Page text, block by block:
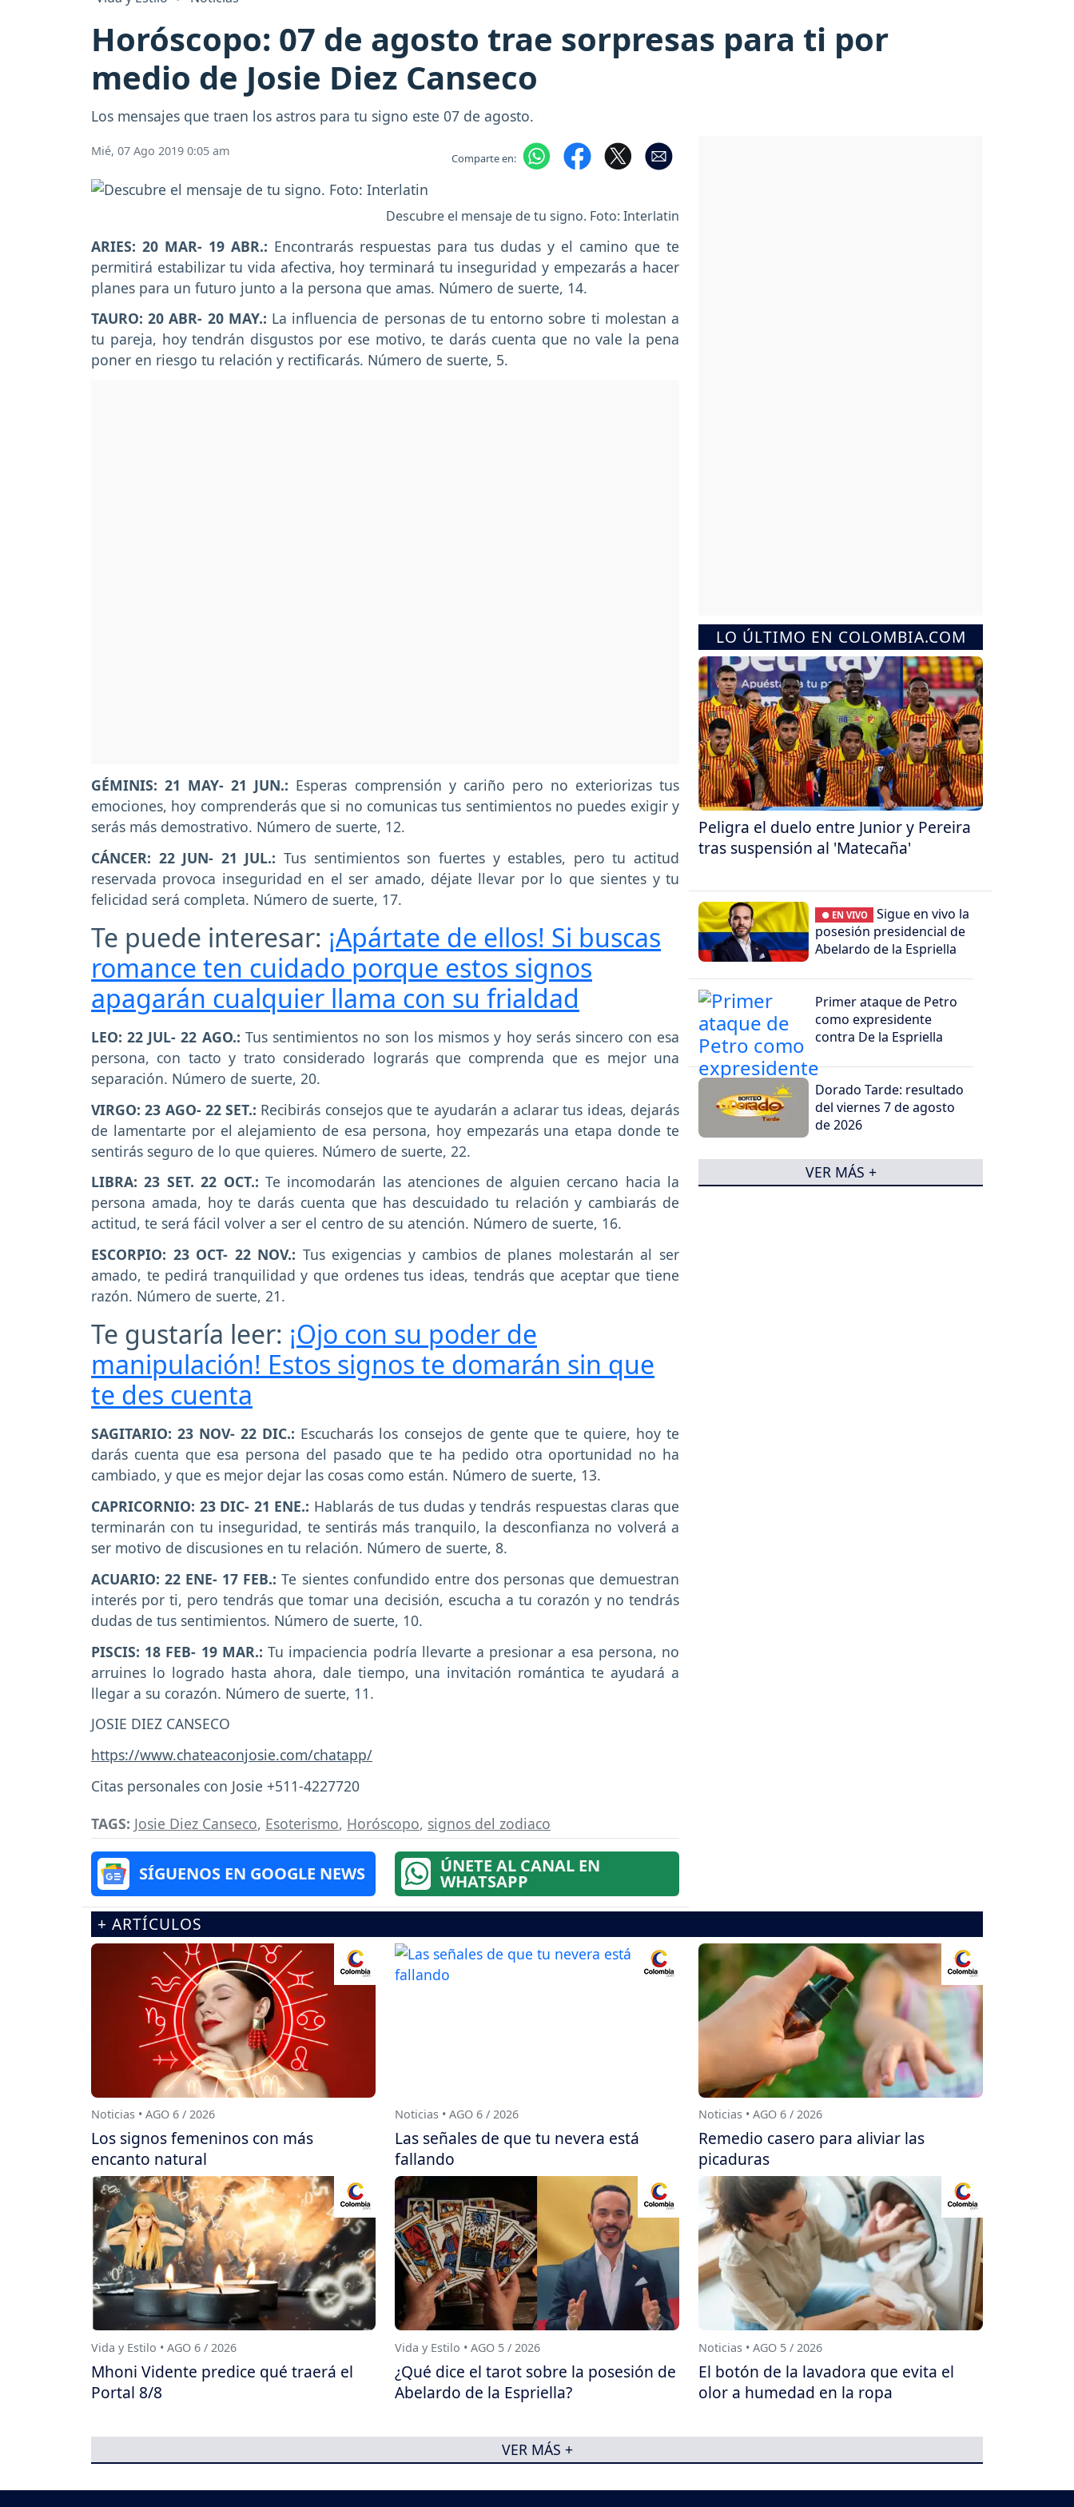
Horóscopo: 07 de agosto trae sorpresas para ti por
medio de Josie Diez Canseco
Los mensajes que traen los astros para tu signo este 07 de agosto.
Mié, 07 Ago 2019 0:05 am Comparte en:
Descubre el mensaje de tu signo. Foto: Interlatin
ARIES: 20 MAR- 19 ABR.: Encontrarás respuestas para tus dudas y el camino que te
permitirá estabilizar tu vida afectiva, hoy terminará tu inseguridad y empezarás a hacer
planes para un futuro junto a la persona que amas. Número de suerte, 14.
TAURO: 20 ABR- 20 MAY.: La influencia de personas de tu entorno sobre ti molestan a
tu pareja, hoy tendrán disgustos por ese motivo, te darás cuenta que no vale la pena
poner en riesgo tu relación y rectificarás. Número de suerte, 5.
GÉMINIS: 21 MAY- 21 JUN.: Esperas comprensión y cariño pero no exteriorizas tus
emociones, hoy comprenderás que si no comunicas tus sentimientos no puedes exigir y
serás más demostrativo. Número de suerte, 12.
CÁNCER: 22 JUN- 21 JUL.:Tus sentimientos son fuertes y estables, pero tu actitud
reservada provoca inseguridad en el ser amado, déjate llevar por lo que sientes y tu
felicidad será completa. Número de suerte, 17.
Te puede interesar: ¡Apártate de ellos! Si buscas
romance ten cuidado porque estos signos
apagarán cualquier llama con su frialdad
LEO: 22 JUL- 22 AGO.: Tus sentimientos no son los mismos y hoy serás sincero con esa
persona, con tacto y trato considerado lograrás que comprenda que es mejor una
separación. Número de suerte, 20.
VIRGO: 23 AGO- 22 SET.: Recibirás consejos que te ayudarán a aclarar tus ideas, dejarás
de lamentarte por el alejamiento de esa persona, hoy empezarás una etapa donde te
sentirás seguro de lo que quieres. Número de suerte, 22.
LIBRA: 23 SET. 22 OCT.: Te incomodarán las atenciones de alguien cercano hacia la
persona amada, hoy te darás cuenta que has descuidado tu relación y cambiarás de
actitud, te será fácil volver a ser el centro de su atención. Número de suerte, 16.
ESCORPIO: 23 OCT- 22 NOV.: Tus exigencias y cambios de planes molestarán al ser
amado, te pedirá tranquilidad y que ordenes tus ideas, tendrás que aceptar que tiene
razón. Número de suerte, 21.
Te gustaría leer: ¡Ojo con su poder de
manipulación! Estos signos te domarán sin que
te des cuenta
SAGITARIO: 23 NOV- 22 DIC.: Escucharás los consejos de gente que te quiere, hoy te
darás cuenta que esa persona del pasado que te ha pedido otra oportunidad no ha
cambiado, y que es mejor dejar las cosas como están. Número de suerte, 13.
CAPRICORNIO: 23 DIC- 21 ENE.: Hablarás de tus dudas y tendrás respuestas claras que
terminarán con tu inseguridad, te sentirás más tranquilo, la desconfianza no volverá a
ser motivo de discusiones en tu relación. Número de suerte, 8.
ACUARIO: 22 ENE- 17 FEB.: Te sientes confundido entre dos personas que demuestran
interés por ti, pero tendrás que tomar una decisión, escucha a tu corazón y no tendrás
dudas de tus sentimientos. Número de suerte, 10.
PISCIS: 18 FEB- 19 MAR.:Tu impaciencia podría llevarte a presionar a esa persona, no
arruines lo logrado hasta ahora, dale tiempo, una invitación romántica te ayudará a
llegar a su corazón. Número de suerte, 11.
JOSIE DIEZ CANSECO
https://www.chateaconjosie.com/chatapp/
Citas personales con Josie +511-4227720
TAGS: Josie Diez Canseco, Esoterismo, Horóscopo, signos del zodiaco
SÍGUENOS EN GOOGLE NEWS ÚNETE AL CANAL EN
WHATSAPP
LO ÚLTIMO EN COLOMBIA.COM
Peligra el duelo entre Junior y Pereira
tras suspensión al 'Matecaña'
● EN VIVO
Sigue en vivo la
posesión presidencial de
Abelardo de la Espriella
Primer ataque de Petro
como expresidente
contra De la Espriella
Dorado Tarde: resultado
del viernes 7 de agosto
de 2026
VER MÁS +
+ ARTÍCULOS
Noticias • AGO 6 / 2026
Los signos femeninos con más
encanto natural
Noticias • AGO 6 / 2026
Las señales de que tu nevera está
fallando
Noticias • AGO 6 / 2026
Remedio casero para aliviar las
picaduras
Vida y Estilo • AGO 6 / 2026
Mhoni Vidente predice qué traerá el
Portal 8/8
Vida y Estilo • AGO 5 / 2026
¿Qué dice el tarot sobre la posesión de
Abelardo de la Espriella?
Noticias • AGO 5 / 2026
El botón de la lavadora que evita el
olor a humedad en la ropa
VER MÁS +